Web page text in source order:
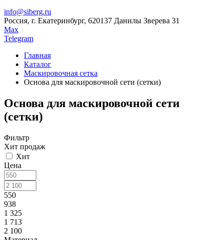
info@siberg.ru
Россия, г. Екатеринбург, 620137 Данилы Зверева 31
Max
Telegram
Главная
Каталог
Маскировочная сетка
Основа для маскировочной сети (сетки)
Основа для маскировочной сети
(сетки)
Фильтр
Хит продаж
Хит
Цена
550
938
1 325
1 713
2 100